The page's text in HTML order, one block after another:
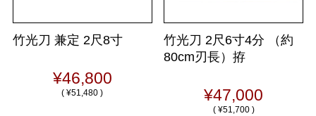
竹光刀 兼定 2尺8寸
¥46,800
(¥51,480 )
竹光刀 2尺6寸4分 （約
80cm刃長）拵
¥47,000
( ¥51,700 )